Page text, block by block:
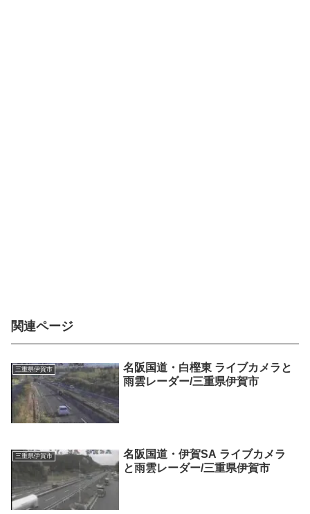
関連ページ
三重県伊賀市
名阪国道・白樫東 ライブカメラと
雨雲レーダー/三重県伊賀市
三重県伊賀市
名阪国道・伊賀SA ライブカメラ
と雨雲レーダー/三重県伊賀市